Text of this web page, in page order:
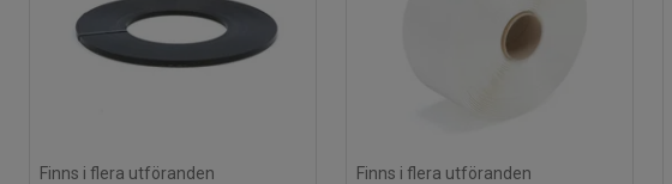
Finns i flera utföranden Finns i flera utföranden